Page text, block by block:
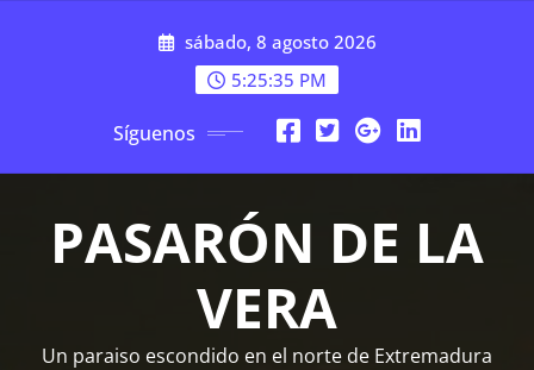
sábado, 8 agosto 2026
5:25:36 PM
Síguenos
PASARÓN DE LA
VERA
Un paraiso escondido en el norte de Extremadura